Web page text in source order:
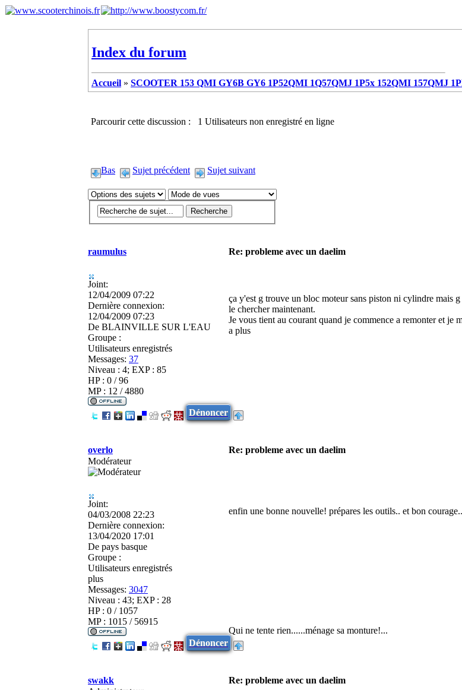
Index du forum
Accueil » SCOOTER 153 QMI GY6B GY6 1P52QMI 1Q57QMJ 1P5x 152QMI 157QMJ
Parcourir cette discussion : 1 Utilisateurs non enregistré en ligne
Bas Sujet précédent Sujet suivant
raumulus Re: probleme avec un daelim
Joint:
12/04/2009 07:22
Dernière connexion:
12/04/2009 07:23
De BLAINVILLE SUR L'EAU
Groupe :
Utilisateurs enregistrés
Messages: 37
Niveau : 4; EXP : 85
HP : 0 / 96
MP : 12 / 4880
ça y'est g trouve un bloc moteur sans piston ni cylindre mais
le chercher maintenant.
Je vous tient au courant quand je commence a remonter et je
a plus
Dénoncer
overlo Re: probleme avec un daelim
Modérateur
Joint:
04/03/2008 22:23
Dernière connexion:
13/04/2020 17:01
De pays basque
Groupe :
Utilisateurs enregistrés
plus
Messages: 3047
Niveau : 43; EXP : 28
HP : 0 / 1057
MP : 1015 / 56915
enfin une bonne nouvelle! prépares les outils.. et bon courage..
Qui ne tente rien......ménage sa monture!...
Dénoncer
swakk Re: probleme avec un daelim